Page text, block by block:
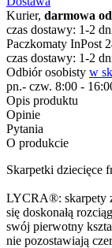
Kurier, darmowa od
czas dostawy: 1-2
Paczkomaty InPost
czas dostawy: 1-2
Odbiór osobisty w
pn.- czw. 8:00 -
Opis produktu
Opinie
Pytania
O produkcie
Skarpetki dziecięce
LYCRA®: skarpety
się doskonałą
swój pierwotny
nie pozostawiają